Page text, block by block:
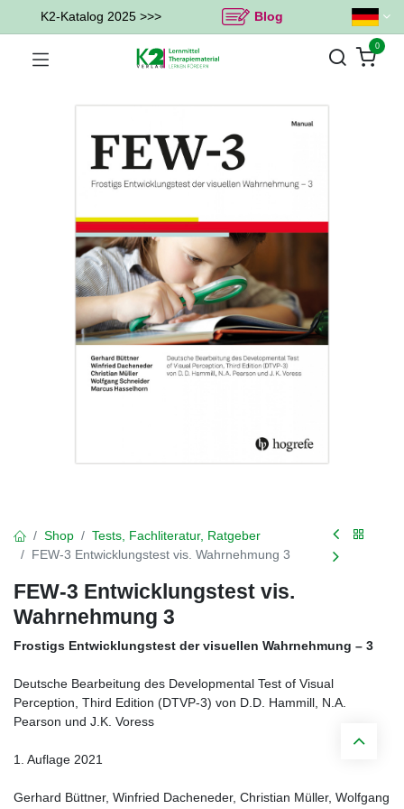
K2-Katalog 2025 >>> Blog
0
Shop
Tests, Fachliteratur, Ratgeber
FEW-3 Entwicklungstest vis. Wahrnehmung 3
FEW-3 Entwicklungstest vis.
Wahrnehmung 3
Frostigs Entwicklungstest der visuellen Wahrnehmung – 3
Deutsche Bearbeitung des Developmental Test of Visual
Perception, Third Edition (DTVP-3) von D.D. Hammill, N.A.
Pearson und J.K. Voress
1. Auflage 2021
Gerhard Büttner, Winfried Dacheneder, Christian Müller, Wolfgang